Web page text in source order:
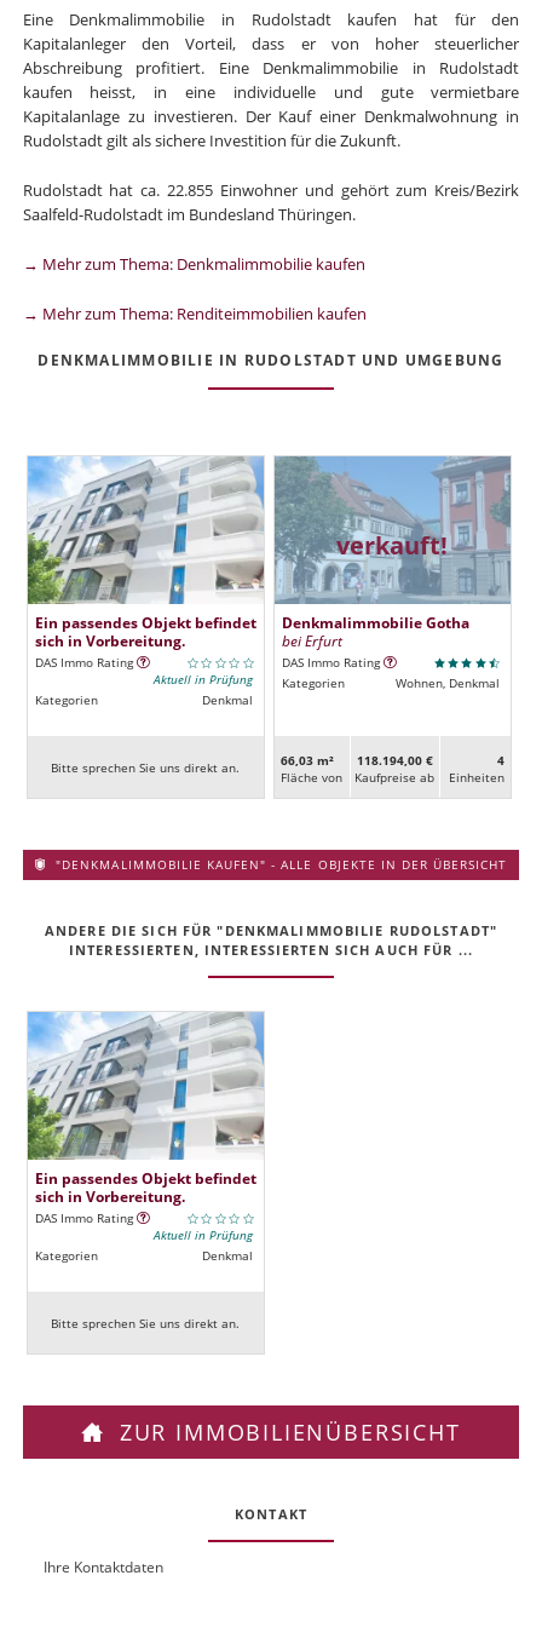
Eine Denkmalimmobilie in Rudolstadt kaufen hat für den
Kapitalanleger den Vorteil, dass er von hoher steuerlicher
Abschreibung profitiert. Eine Denkmalimmobilie in Rudolstadt
kaufen heisst, in eine individuelle und gute vermietbare
Kapitalanlage zu investieren. Der Kauf einer Denkmalwohnung in
Rudolstadt gilt als sichere Investition für die Zukunft.
Rudolstadt hat ca. 22.855 Einwohner und gehört zum Kreis/Bezirk
Saalfeld-Rudolstadt im Bundesland Thüringen.
→ Mehr zum Thema: Denkmalimmobilie kaufen
→ Mehr zum Thema: Renditeimmobilien kaufen
DENKMALIMMOBILIE IN RUDOLSTADT UND UMGEBUNG
Ein passendes Objekt befindet
sich in Vorbereitung.
DAS Immo Rating
Aktuell in Prüfung
Kategorien
Denkmal
Bitte sprechen Sie uns direkt an.
verkauft!
Denkmalimmobilie Gotha
bei Erfurt
DAS Immo Rating
Kategorien
Wohnen, Denkmal
66,03 m²
Fläche von
118.194,00 €
Kaufpreise ab
4
Ein­heiten
"DENKMALIMMOBILIE KAUFEN" - ALLE OBJEKTE IN DER ÜBERSICHT
ANDERE DIE SICH FÜR "DENKMALIMMOBILIE RUDOLSTADT"
INTERESSIERTEN, INTERESSIERTEN SICH AUCH FÜR ...
Ein passendes Objekt befindet
sich in Vorbereitung.
DAS Immo Rating
Aktuell in Prüfung
Kategorien
Denkmal
Bitte sprechen Sie uns direkt an.
ZUR IMMOBILIENÜBERSICHT
KONTAKT
OUIhre Kontaktdaten